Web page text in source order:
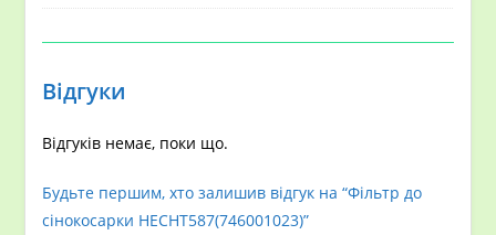
Відгуки
Відгуків немає, поки що.
Будьте першим, хто залишив відгук на “Фільтр до
сінокосарки HECHT587(746001023)”